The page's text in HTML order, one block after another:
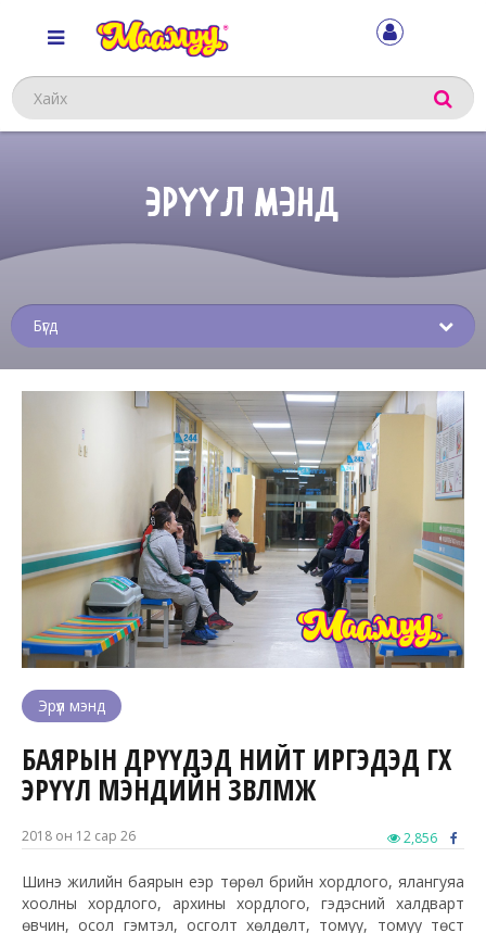
Хайх
ЭРҮҮЛ МЭНД
Эрүүл мэнд
БАЯРЫН ӨДРҮҮДЭД НИЙТ ИРГЭДЭД ӨГӨХ
ЭРҮҮЛ МЭНДИЙН ЗӨВЛӨМЖ
2018 он 12 сар 26 2,856
Шинэ жилийн баярын үеэр төрөл бүрийн хордлого, ялангуяа
хоолны хордлого, архины хордлого, гэдэсний халдварт
өвчин, осол гэмтэл, осголт хөлдөлт, томуу, томуу төст